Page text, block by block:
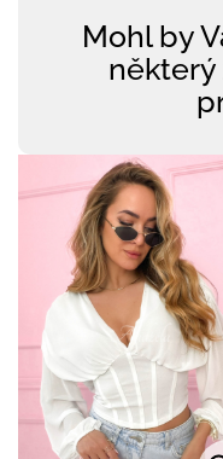
Mohl by
některý